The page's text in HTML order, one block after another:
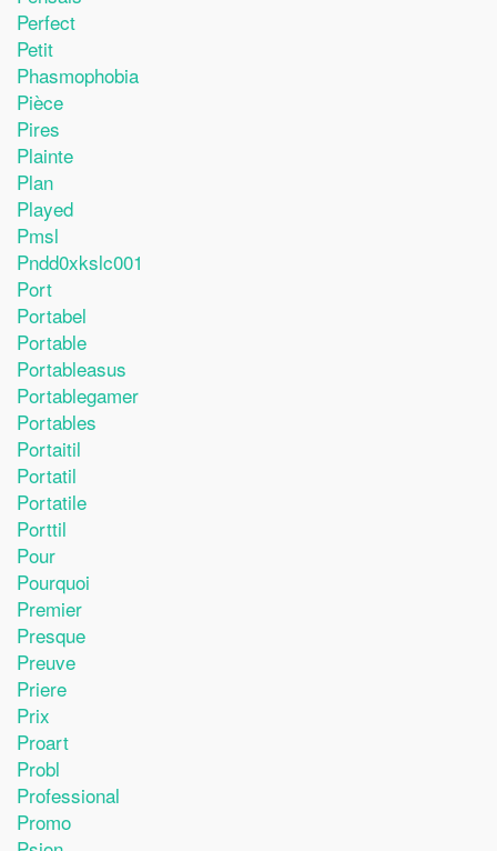
Perfect
Petit
Phasmophobia
Pièce
Pires
Plainte
Plan
Played
Pmsl
Pndd0xkslc001
Port
Portabel
Portable
Portableasus
Portablegamer
Portables
Portaitil
Portatil
Portatile
Porttil
Pour
Pourquoi
Premier
Presque
Preuve
Priere
Prix
Proart
Probl
Professional
Promo